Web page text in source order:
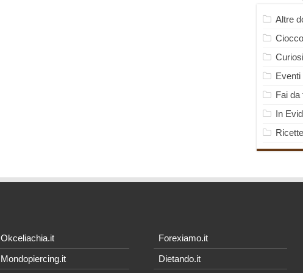
Altre
Eventi
Fai da
In
Ricette
Okceliachia.it
Mondopiercing.it
Forexiamo.it
Dietando.it